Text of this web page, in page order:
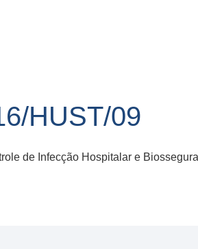
HUST/09
de Infecção Hospitalar e